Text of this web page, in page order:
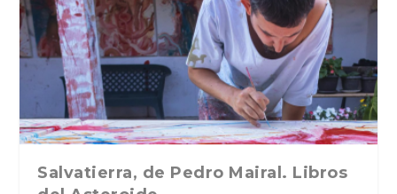
Moral, de Lyra Ekström Lindbäck.
Traducción de Car...
Revolución, de Hugo Gonçalves.
Libros del Asteroid...
«La música ha sido el gran amor de
mi vida». Esthe...
«El barman del Ritz», de Philippe
Collin. Traducci...
Mañanas de editorial, noches de
Bocaccio
Salvatierra, de Pedro Mairal. Libros